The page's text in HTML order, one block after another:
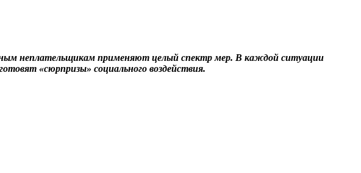
неплательщикам применяют целый спектр мер. В каждой ситуации
«сюрпризы» социального воздействия.